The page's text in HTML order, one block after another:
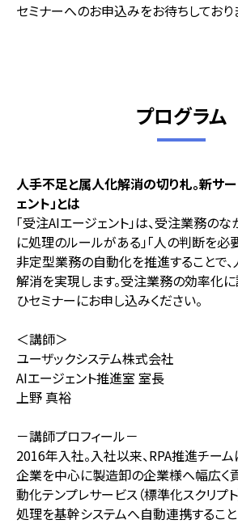
セミナーへのお申込みをお待ちしており
プログラム
人手不足と属人化解消の切り札。新サ
ェント」とは
「受注AIエージェント」は、受注業務の
に処理のルールがある」「人の判断を必
非定型業務の自動化を推進することで
解消を実現します。受注業務の効率化
ひセミナーにお申し込みください。
＜講師＞
ユーザックシステム株式会社
AIエージェント推進室 室長
上野 真裕
－講師プロフィール－
2016年入社。入社以来、RPA推進チー
企業を中心に製造卸の企業様へ幅広く
動化テンプレサービス（標準化スクリプ
処理を基幹システムへ自動連携すること